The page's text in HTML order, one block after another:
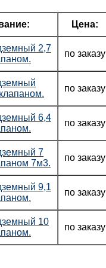
Цена:
2,7
по заказу
по заказу
6,4
по заказу
7
7м3.
по заказу
9,1
по заказу
10
по заказу